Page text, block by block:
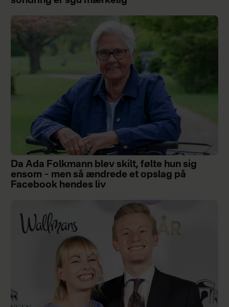
Da Ada Folkmann blev skilt, følte hun sig
ensom – men så ændrede et opslag på
Facebook hendes liv